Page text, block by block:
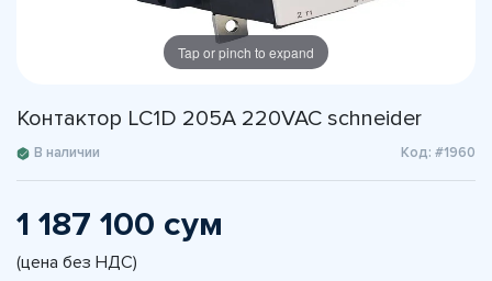
Tap or pinch to expand
Контактор LC1D 205A 220VAC schneider
В наличии Код: #1960
1 187 100 сум
(цена без НДС)